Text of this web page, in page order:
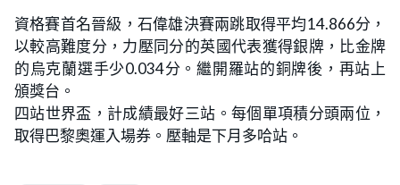
5
.
0
0
%
資格賽首名晉級，石偉雄決賽兩跳取得平均14.866分，
以較高難度分，力壓同分的英國代表獲得銀牌，比金牌
的烏克蘭選手少0.034分。繼開羅站的銅牌後，再站上
頒獎台。
四站世界盃，計成績最好三站。每個單項積分頭兩位，
取得巴黎奧運入場券。壓軸是下月多哈站。